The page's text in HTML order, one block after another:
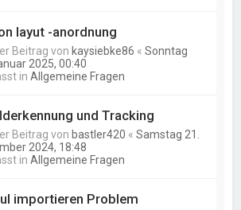
layut -anordnung
Beitrag von kaysiebke86 «Sonntag
2025, 00:40
inAllgemeine Fragen
und Tracking
Beitrag von bastler420 «Samstag 21.
2024, 18:48
inAllgemeine Fragen
importieren Problem